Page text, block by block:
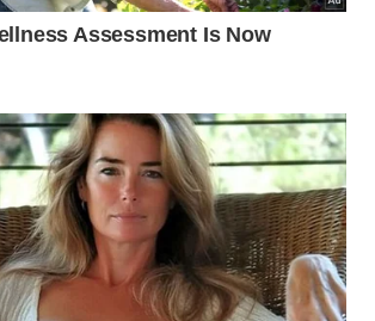
superfície.
químicos industriais perigosos
orientação prévia.
o resultado por muito
manutenção preventiva é o
para evitar o acúmulo severo de
d’água. Adotar pequenos hábitos
o banho conserva a superfície